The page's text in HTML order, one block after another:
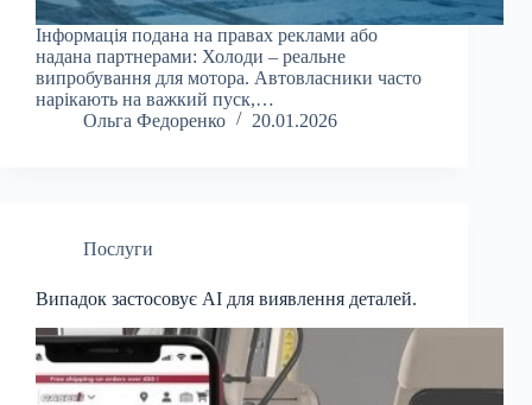
Інформація подана на правах реклами або
надана партнерами: Холоди – реальне
випробування для мотора. Автовласники часто
нарікають на важкий пуск,…
Ольга Федоренко
20.01.2026
Послуги
Випадок застосовує AI для виявлення деталей.